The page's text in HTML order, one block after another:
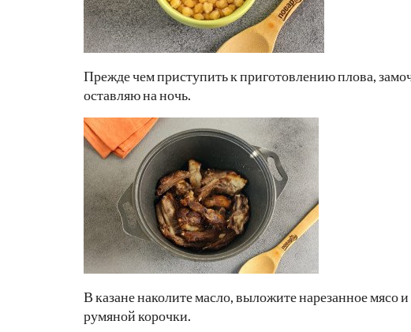
Прежде чем приступить к приготовлению плова,
оставляю на ночь.
В казане наколите масло, выложите нарезанное мясо
румяной корочки.